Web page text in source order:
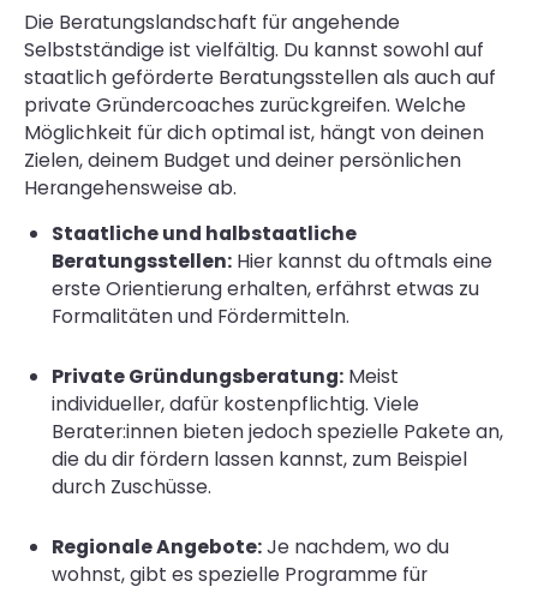
Die Beratungslandschaft für angehende
Selbstständige ist vielfältig. Du kannst sowohl auf
staatlich geförderte Beratungsstellen als auch auf
private Gründercoaches zurückgreifen. Welche
Möglichkeit für dich optimal ist, hängt von deinen
Zielen, deinem Budget und deiner persönlichen
Herangehensweise ab.
Staatliche und halbstaatliche
Beratungsstellen: Hier kannst du oftmals eine
erste Orientierung erhalten, erfährst etwas zu
Formalitäten und Fördermitteln.
Private Gründungsberatung: Meist
individueller, dafür kostenpflichtig. Viele
Berater:innen bieten jedoch spezielle Pakete an,
die du dir fördern lassen kannst, zum Beispiel
durch Zuschüsse.
Regionale Angebote:Je nachdem, wo du
wohnst, gibt es spezielle Programme für